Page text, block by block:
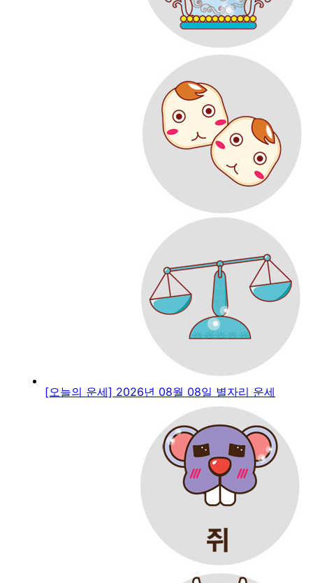
[오늘의 운세] 2026년 08월 08일 별자리 운세